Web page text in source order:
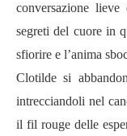
conversazione
segreti del cuore in
sfiorire e l’anima
Clotilde si
intrecciandoli nel
il fil rouge delle